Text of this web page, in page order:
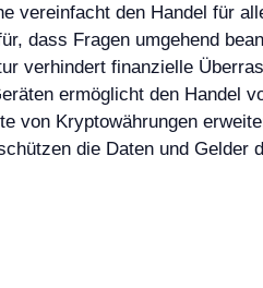
vereinfacht den Handel für
dass Fragen umgehend
verhindert finanzielle
ermöglicht den Handel
von Kryptowährungen
die Daten und Gelder